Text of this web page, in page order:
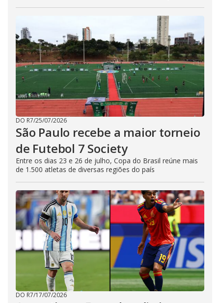
DO R7/25/07/2026
São Paulo recebe a maior torneio
de Futebol 7 Society
Entre os dias 23 e 26 de julho, Copa do Brasil reúne mais
de 1.500 atletas de diversas regiões do país
DO R7/17/07/2026